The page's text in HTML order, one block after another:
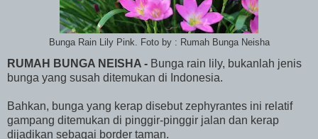
Bunga Rain Lily Pink. Foto by : Rumah Bunga Neisha
RUMAH BUNGA NEISHA - Bunga rain lily, bukanlah jenis
bunga yang susah ditemukan di Indonesia.
Bahkan, bunga yang kerap disebut zephyrantes ini relatif
gampang ditemukan di pinggir-pinggir jalan dan kerap
dijadikan sebagai border taman.